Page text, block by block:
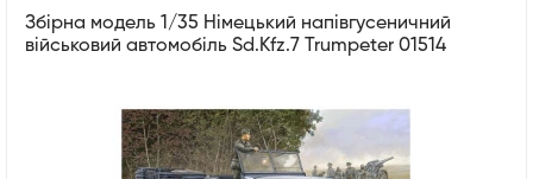
Збірна модель 1/35 Німецький напівгусеничний
військовий автомобіль Sd.Kfz.7 Trumpeter 01514